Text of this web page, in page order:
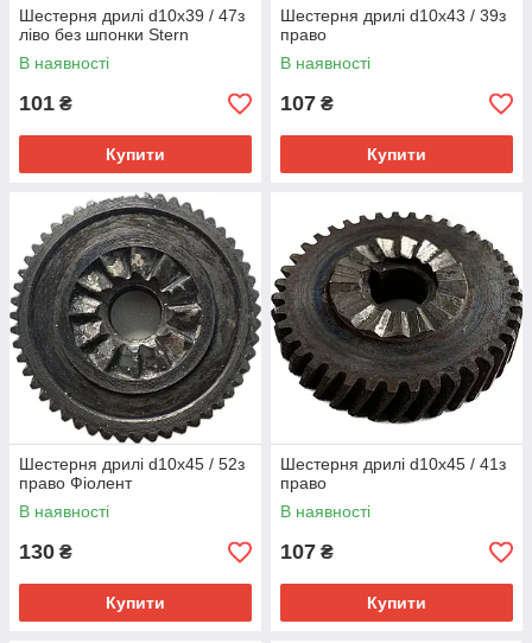
Шестерня дрилі d10х39 / 47з
ліво без шпонки Stern
В наявності
101 ₴
Купити
Шестерня дрилі d10х43 / 39з
право
В наявності
107 ₴
Купити
Шестерня дрилі d10х45 / 52з
право Фіолент
В наявності
130 ₴
Купити
Шестерня дрилі d10х45 / 41з
право
В наявності
107 ₴
Купити